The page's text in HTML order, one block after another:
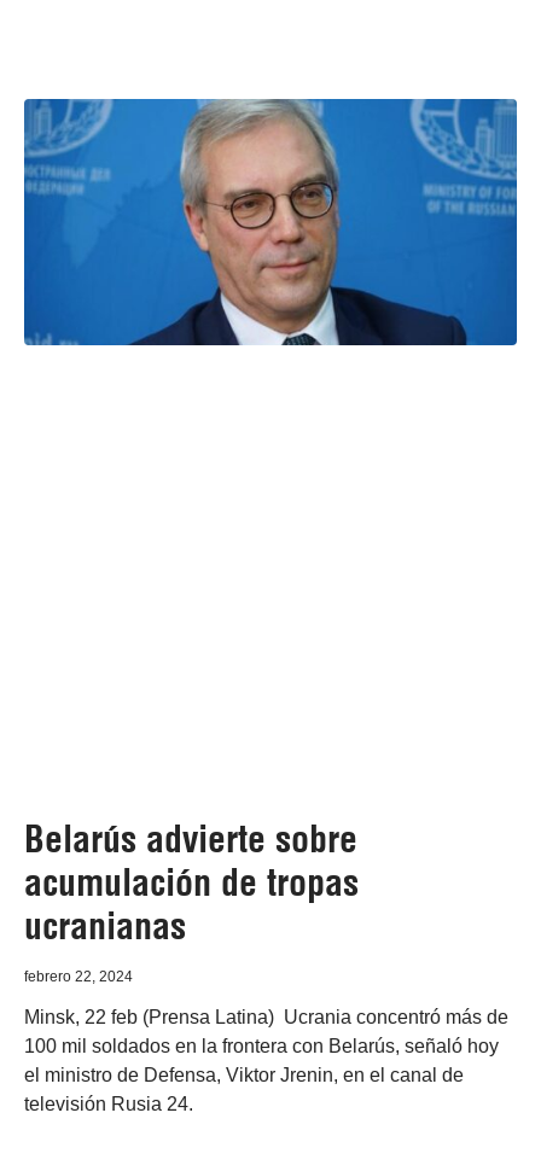
Belarús advierte sobre
acumulación de tropas
ucranianas
febrero 22, 2024
Minsk, 22 feb (Prensa Latina) Ucrania concentró más de
100 mil soldados en la frontera con Belarús, señaló hoy
el ministro de Defensa, Viktor Jrenin, en el canal de
televisión Rusia 24.